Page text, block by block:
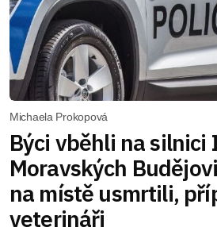
Michaela Prokopová
Býci vběhli na silnici
Moravských
na místě usmrtili,
veterináři